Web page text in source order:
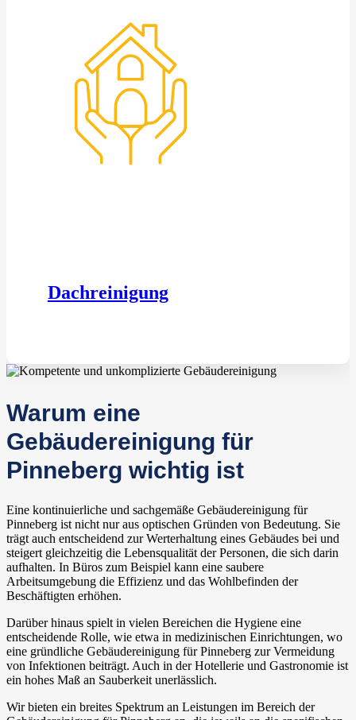
Dachreinigung
Warum eine
Gebäudereinigung für
Pinneberg wichtig ist
Eine kontinuierliche und sachgemäße Gebäudereinigung für
Pinneberg ist nicht nur aus optischen Gründen von Bedeutung. Sie
trägt auch entscheidend zur Werterhaltung eines Gebäudes bei und
steigert gleichzeitig die Lebensqualität der Personen, die sich darin
aufhalten. In Büros zum Beispiel kann eine saubere
Arbeitsumgebung die Effizienz und das Wohlbefinden der
Beschäftigten erhöhen.
Darüber hinaus spielt in vielen Bereichen die Hygiene eine
entscheidende Rolle, wie etwa in medizinischen Einrichtungen, wo
eine gründliche Gebäudereinigung für Pinneberg zur Vermeidung
von Infektionen beiträgt. Auch in der Hotellerie und Gastronomie ist
ein hohes Maß an Sauberkeit unerlässlich.
Wir bieten ein breites Spektrum an Leistungen im Bereich der